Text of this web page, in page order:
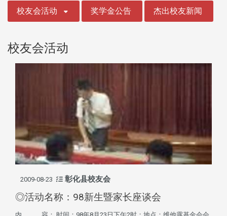
校友会活动 奖学金公告 杰出校友新闻
校友会活动
2009-08-23 彰化县校友会
◎活动名称：98新生暨家长座谈会